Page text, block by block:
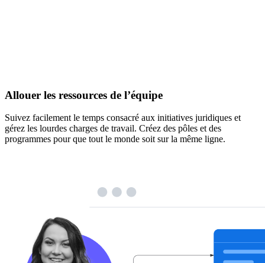
Allouer les ressources de l’équipe
Suivez facilement le temps consacré aux initiatives juridiques et
gérez les lourdes charges de travail. Créez des pôles et des
programmes pour que tout le monde soit sur la même ligne.